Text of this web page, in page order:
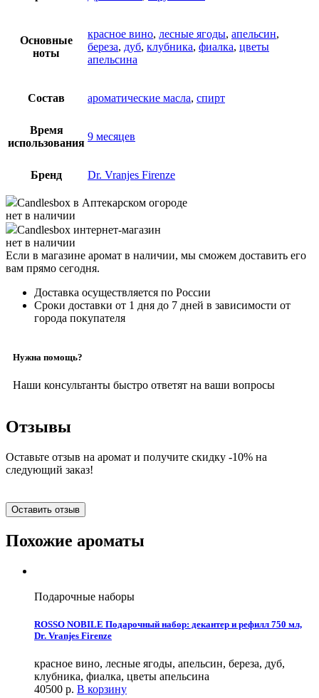
Основные
ноты
красное вино, лесные ягоды, апельсин,
береза, дуб, клубника, фиалка, цветы
апельсина
Состав ароматические масла, спирт
Время
использования
9 месяцев
Бренд Dr. Vranjes Firenze
Candlesbox в Аптекарском огороде
нет в наличии
Candlesbox интернет-магазин
нет в наличии
Если в магазине аромат в наличии, мы сможем доставить его
вам прямо сегодня.
Доставка осуществляется по России
Сроки доставки от 1 дня до 7 дней в зависимости от
города покупателя
Нужна помощь?
Наши консультанты быстро ответят на ваши вопросы
Отзывы
Оставьте отзыв на аромат и получите скидку -10% на
следующий заказ!
Оставить отзыв
Похожие ароматы
Подарочные наборы
ROSSO NOBILE Подарочный набор: декантер и рефилл 750 мл,
Dr. Vranjes Firenze
красное вино, лесные ягоды, апельсин, береза, дуб,
клубника, фиалка, цветы апельсина
40500 р. В корзину